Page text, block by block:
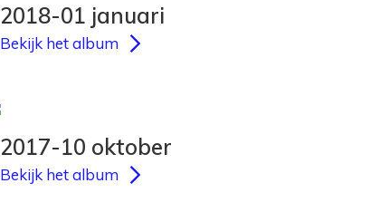
2018-01 januari
Bekijk het album
2017-10 oktober
Bekijk het album